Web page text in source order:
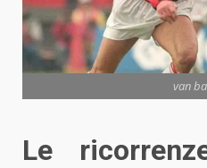
van
Le